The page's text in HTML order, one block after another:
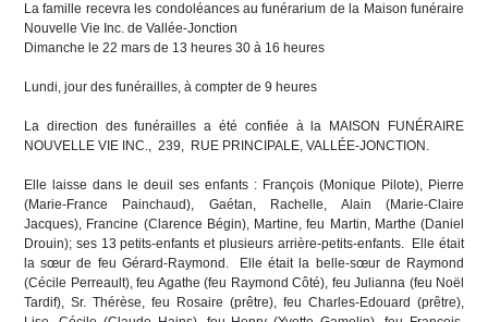
La famille recevra les condoléances au funérarium de la Maison funéraire
Nouvelle Vie Inc. de Vallée-Jonction
Dimanche le 22 mars de 13 heures 30 à 16 heures
Lundi, jour des funérailles, à compter de 9 heures
La direction des funérailles a été confiée à la MAISON FUNÉRAIRE
NOUVELLE VIE INC., 239, RUE PRINCIPALE, VALLÉE-JONCTION.
Elle laisse dans le deuil ses enfants : François (Monique Pilote), Pierre
(Marie-France Painchaud), Gaétan, Rachelle, Alain (Marie-Claire
Jacques), Francine (Clarence Bégin), Martine, feu Martin, Marthe (Daniel
Drouin); ses 13 petits-enfants et plusieurs arrière-petits-enfants. Elle était
la sœur de feu Gérard-Raymond. Elle était la belle-sœur de Raymond
(Cécile Perreault), feu Agathe (feu Raymond Côté), feu Julianna (feu Noël
Tardif), Sr. Thérèse, feu Rosaire (prêtre), feu Charles-Edouard (prêtre),